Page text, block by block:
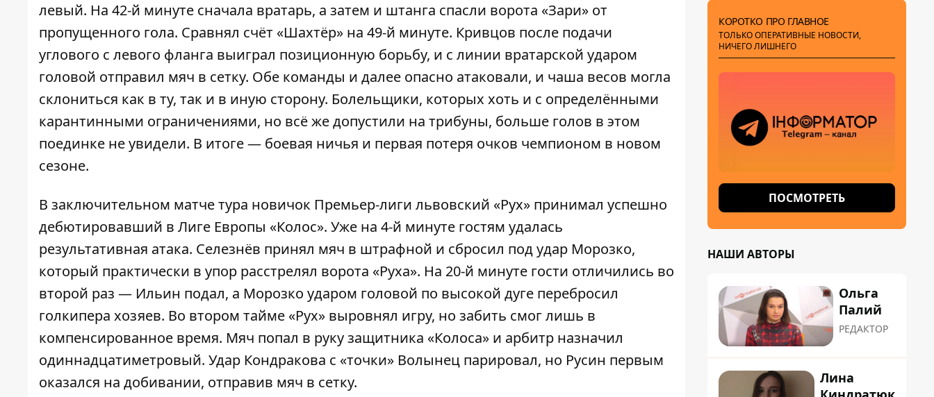
левый. На 42-й минуте сначала вратарь, а затем и штанга спасли ворота «Зари» от
пропущенного гола. Сравнял счёт «Шахтёр» на 49-й минуте. Кривцов после подачи
углового с левого фланга выиграл позиционную борьбу, и с линии вратарской ударом
головой отправил мяч в сетку. Обе команды и далее опасно атаковали, и чаша весов могла
склониться как в ту, так и в иную сторону. Болельщики, которых хоть и с определёнными
карантинными ограничениями, но всё же допустили на трибуны, больше голов в этом
поединке не увидели. В итоге — боевая ничья и первая потеря очков чемпионом в новом
сезоне.
В заключительном матче тура новичок Премьер-лиги львовский «Рух» принимал успешно
дебютировавший в Лиге Европы «Колос». Уже на 4-й минуте гостям удалась
результативная атака. Селезнёв принял мяч в штрафной и сбросил под удар Морозко,
который практически в упор расстрелял ворота «Руха». На 20-й минуте гости отличились во
второй раз — Ильин подал, а Морозко ударом головой по высокой дуге перебросил
голкипера хозяев. Во втором тайме «Рух» выровнял игру, но забить смог лишь в
компенсированное время. Мяч попал в руку защитника «Колоса» и арбитр назначил
одиннадцатиметровый. Удар Кондракова с «точки» Волынец парировал, но Русин первым
оказался на добивании, отправив мяч в сетку.
КОРОТКО ПРО ГЛАВНОЕ
ТОЛЬКО ОПЕРАТИВНЫЕ НОВОСТИ,
НИЧЕГО ЛИШНЕГО
ПОСМОТРЕТЬ
НАШИ АВТОРЫ
Ольга
Палий
РЕДАКТОР
Лина